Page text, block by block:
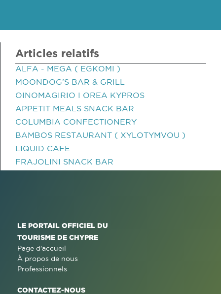
Articles relatifs
ALFA - MEGA ( EGKOMI )
MOONDOG'S BAR & GRILL
OINOMAGIRIO I OREA KYPROS
APPETIT MEALS SNACK BAR
COLUMBIA CONFECTIONERY
BAMBOS RESTAURANT ( XYLOTYMVOU )
LIQUID CAFE
FRAJOLINI SNACK BAR
LE PORTAIL OFFICIEL DU
TOURISME DE CHYPRE
Page d'accueil
À propos de nous
Professionnels
CONTACTEZ-NOUS